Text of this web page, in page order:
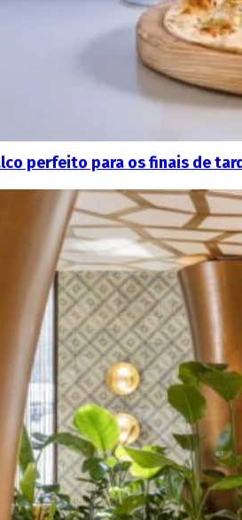
perfeito para os finais de